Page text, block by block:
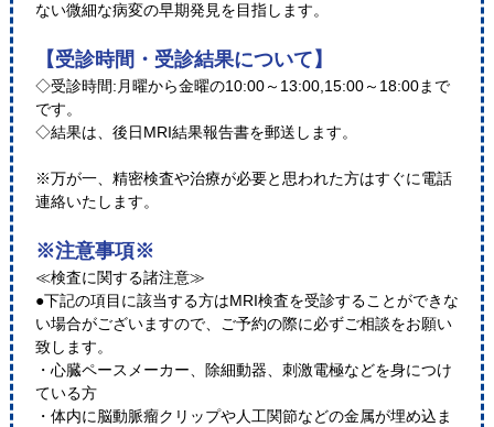
ない微細な病変の早期発見を目指します。
【受診時間・受診結果について】
◇受診時間:月曜から金曜の10:00～13:00,15:00～18:00まで
です。
◇結果は、後日MRI結果報告書を郵送します。
※万が一、精密検査や治療が必要と思われた方はすぐに電話
連絡いたします。
※注意事項※
≪検査に関する諸注意≫
●下記の項目に該当する方はMRI検査を受診することができな
い場合がございますので、ご予約の際に必ずご相談をお願い
致します。
・心臓ペースメーカー、除細動器、刺激電極などを身につけ
ている方
・体内に脳動脈瘤クリップや人工関節などの金属が埋め込ま